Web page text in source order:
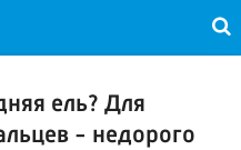
ель? Для
- недорого